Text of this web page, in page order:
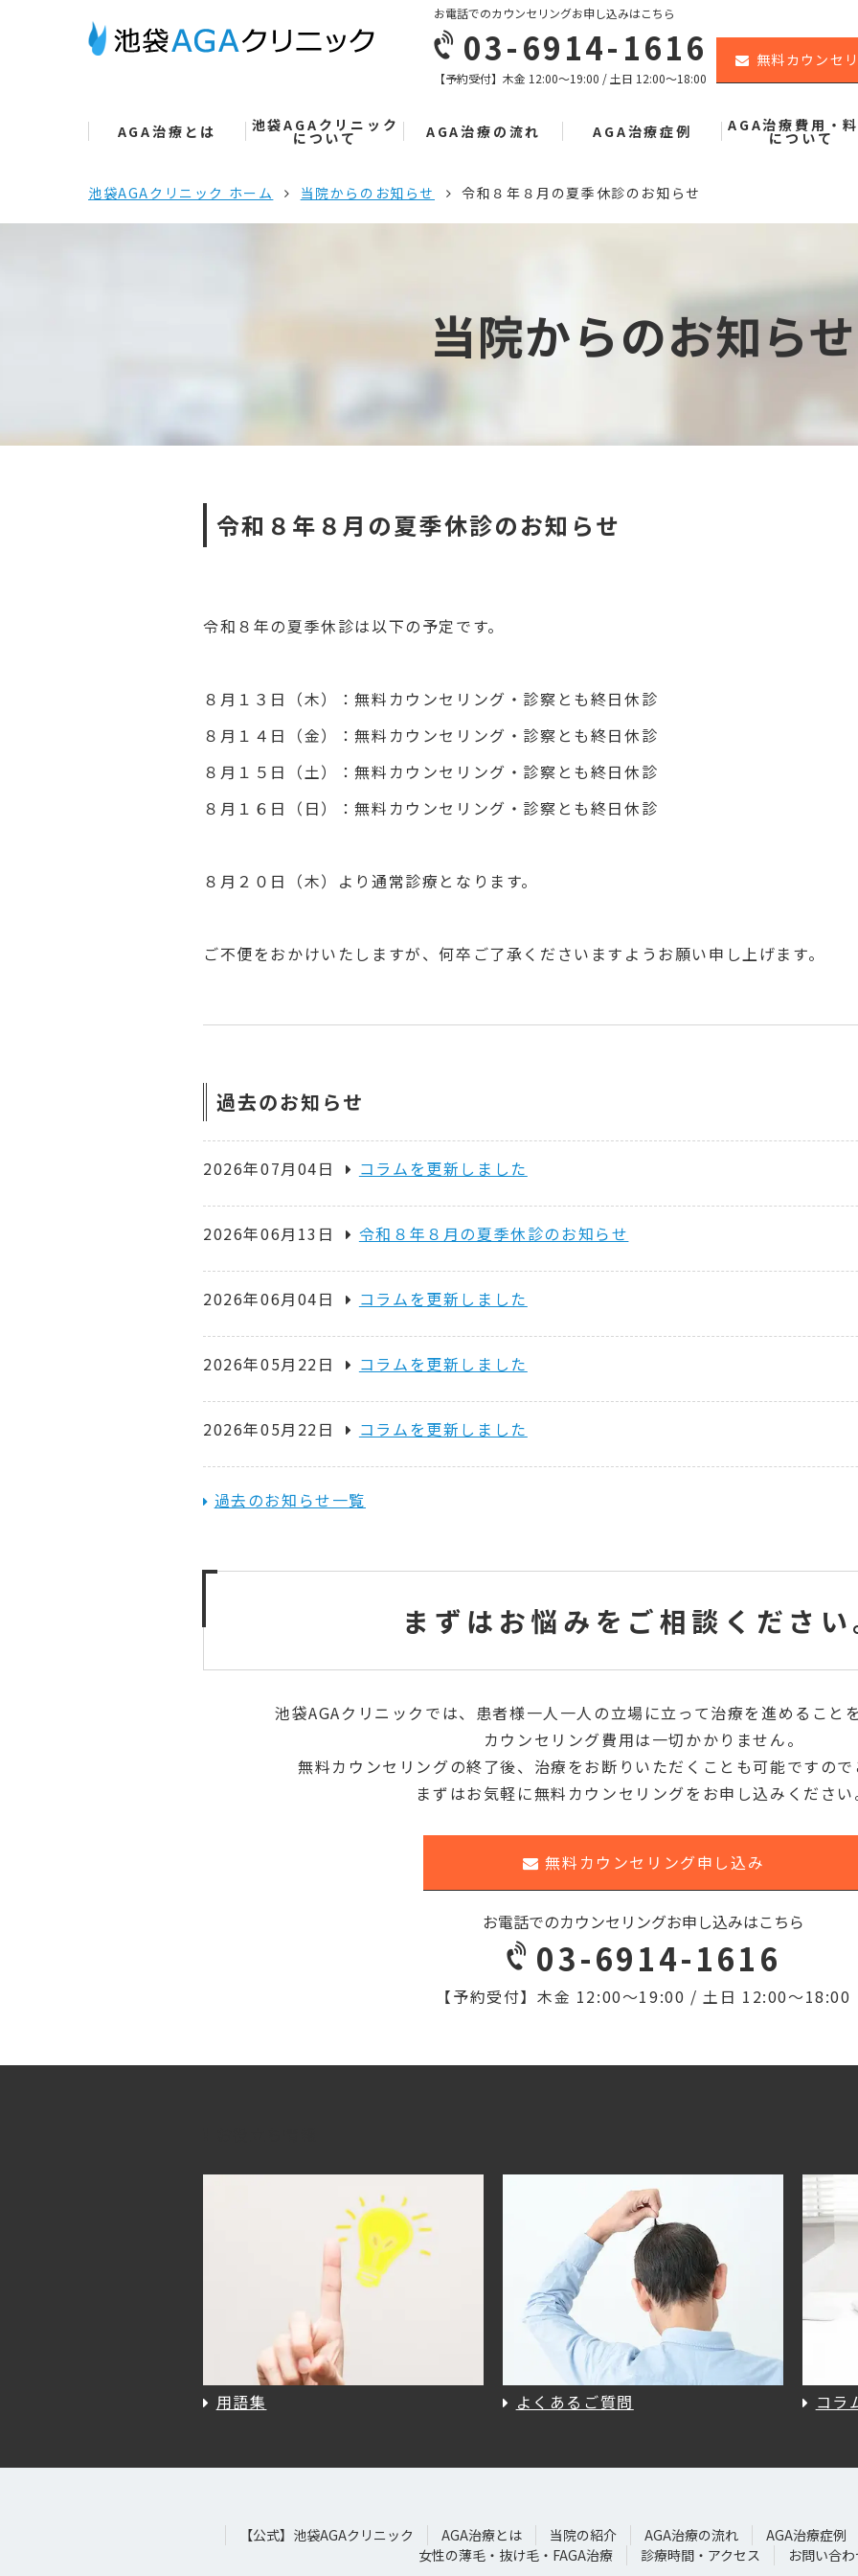
お電話でのカウンセリングお申し込みはこちら
03-6914-1616
【予約受付】木金 12:00〜19:00 / 土日 12:00〜18:00
無料カウンセ
AGA治療とは 池袋AGAクリニック
について AGA治療の流れ AGA治療症例 AGA治療費用・
について
池袋AGAクリニック ホーム 当院からのお知らせ 令和８年８月の夏季休診のお知らせ
当院からのお知らせ
令和８年８月の夏季休診のお知らせ
令和８年の夏季休診は以下の予定です。
８月１３日（木）：無料カウンセリング・診察とも終日休診
８月１４日（金）：無料カウンセリング・診察とも終日休診
８月１５日（土）：無料カウンセリング・診察とも終日休診
８月１６日（日）：無料カウンセリング・診察とも終日休診
８月２０日（木）より通常診療となります。
ご不便をおかけいたしますが、何卒ご了承くださいますようお願い申し上げます。
過去のお知らせ
2026年07月04日 コラムを更新しました
2026年06月13日 令和８年８月の夏季休診のお知らせ
2026年06月04日 コラムを更新しました
2026年05月22日 コラムを更新しました
2026年05月22日 コラムを更新しました
過去のお知らせ一覧
まずはお悩みをご相談ください
池袋AGAクリニックでは、患者様一人一人の立場に立って治療を進めること
カウンセリング費用は一切かかりません。
無料カウンセリングの終了後、治療をお断りいただくことも可能ですので
まずはお気軽に無料カウンセリングをお申し込みください
無料カウンセリング申し込み
お電話でのカウンセリングお申し込みはこちら
03-6914-1616
【予約受付】 木金 12:00〜19:00 / 土日 12:00〜18:00
用語集 よくあるご質問 コラ
【公式】池袋AGAクリニック AGA治療とは 当院の紹介 AGA治療の流れ AGA治療症例
女性の薄毛・抜け毛・FAGA治療
診療時間・アクセス お問い合わ